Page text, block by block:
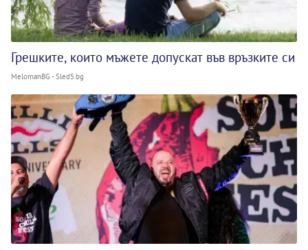
Грешките, които мъжете допускат във връзките си
MelomanBG - Sled5.bg